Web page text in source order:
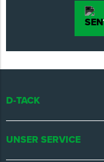
D-TACK
UNSER SERVICE